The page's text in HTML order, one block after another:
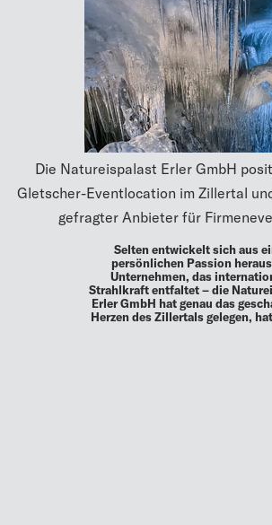
Die Natureispalast Erler GmbH
Gletscher-Eventlocation im Zillertal
gefragter Anbieter für
Selten entwickelt sich aus
persönlichen Passion
Unternehmen, das
Strahlkraft entfaltet – die
Erler GmbH hat genau das
Herzen des Zillertals gelegen,